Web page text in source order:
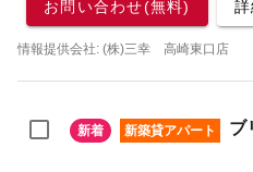
お問い合わせ(無料)
情報提供会社: (株)三幸 高崎東口店
新着 新築貸アパート ブ